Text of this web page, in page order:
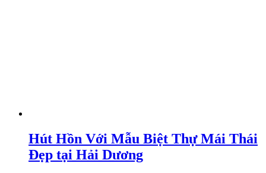
Hút Hồn Với Mẫu Biệt Thự Mái Thái
Đẹp tại Hải Dương